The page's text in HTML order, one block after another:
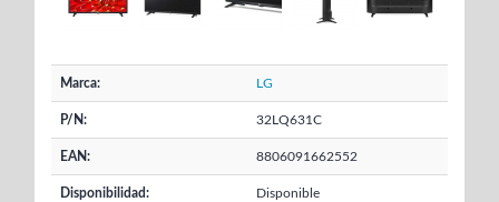
Marca: LG
P/N: 32LQ631C
EAN: 8806091662552
Disponibilidad: Disponible